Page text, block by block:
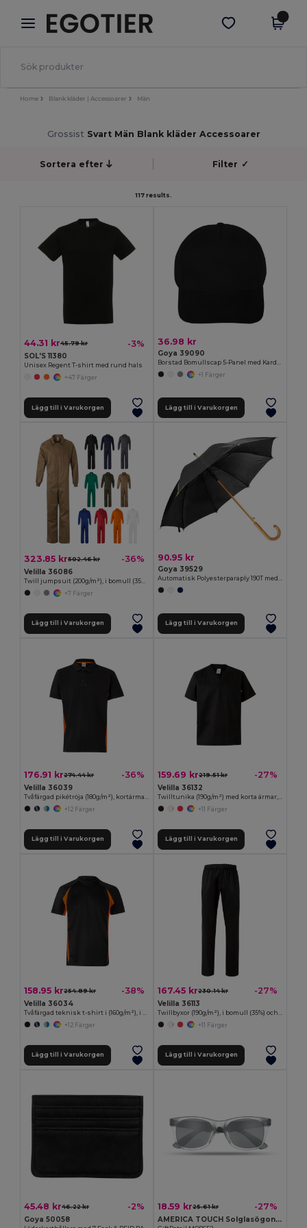
× Egotier-app
Bättre priser i appen!
Hämta app
Home Blank kläder | Accessoarer Män
Grossist Svart Män Blank kläder Accessoarer
Sortera efter Filter ✓
117 results.
44.31 kr45.79 kr -3%
SOL'S 11380
Unisex Regent T-shirt med rund hals
+47 Färger
Lägg till i Varukorgen
36.98 kr
Goya 39090
Borstad Bomullscap 5-Panel med Kardborre FIRST-CLASS
+1 Färger
Lägg till i Varukorgen
323.85 kr502.46 kr -36%
Velilla 36086
+7 Färger
Lägg till i Varukorgen
90.95 kr
Goya 39529
Lägg till i Varukorgen
176.91 kr274.44 kr -36%
Velilla 36039
+12 Färger
Lägg till i Varukorgen
159.69 kr219.51 kr -27%
Velilla 36132
+11 Färger
Lägg till i Varukorgen
158.95 kr254.89 kr -38%
Velilla 36034
+12 Färger
Lägg till i Varukorgen
167.45 kr230.14 kr -27%
Velilla 36113
+11 Färger
Lägg till i Varukorgen
45.48 kr46.22 kr -2%
Goya 50058
18.59 kr25.61 kr -27%
AMERICA TOUCH Solglasögon med spegellins